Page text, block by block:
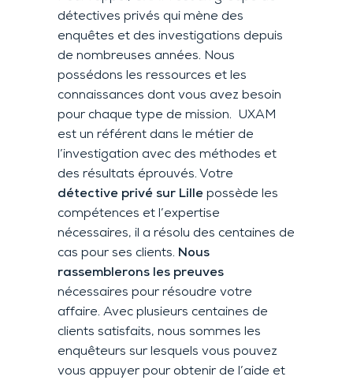
détectives privés qui mène des
enquêtes et des investigations depuis
de nombreuses années. Nous
possédons les ressources et les
connaissances dont vous avez besoin
pour chaque type de mission. UXAM
est un référent dans le métier de
l’investigation avec des méthodes et
des résultats éprouvés. Votre
détective privé sur Lillepossède les
compétences et l’expertise
nécessaires, il a résolu des centaines de
cas pour ses clients. Nous
rassemblerons les preuves
nécessaires pour résoudre votre
affaire. Avec plusieurs centaines de
clients satisfaits, nous sommes les
enquêteurs sur lesquels vous pouvez
vous appuyer pour obtenir de l’aide et